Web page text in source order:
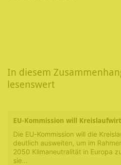
In diesem
lesenswert
EU-Kommission will
Die EU-Kommission will die
deutlich ausweiten, um im
2050 Klimaneutralität in Europa
sie…